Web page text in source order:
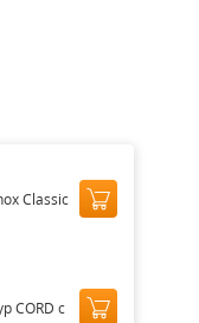
Classic
CORD с